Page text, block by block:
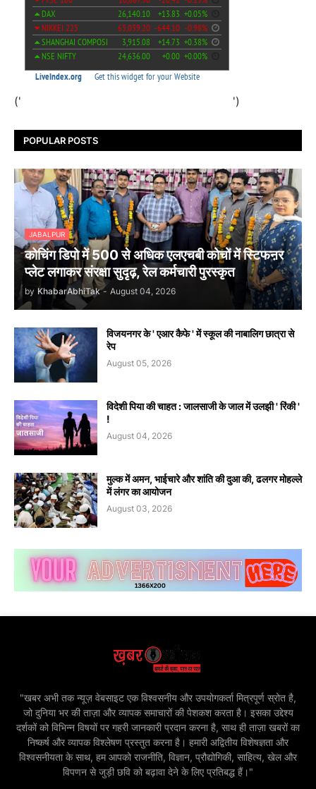
(' ')
POPULAR POSTS
JABALPUR
कोचिंग डिपो में 500 से अधिक एलएचबी कोचों में स्टिफऩर
प्लेट लगाकर संरक्षा सुदृढ़, रेल कर्मचारी पुरस्कृत
by KhabarAbhiTak - August 04, 2026
विजयनगर के ' एआर कैफे ' में स्कूल की नाबालिग छात्रा से
रेप
August 05, 2026
विदेशी पिया की चाहत : जालसाजी के जाल में उलझी ' रिंकी '
!
August 04, 2026
मुल्क में अमन, भाईचारे और शांति की दुआ की, ढलगर मोहल्ले
में लंगर का आयोजन
August 03, 2026
"खबर अभी तक न्यूज़ वेबसाइट एक विश्वसनीय और उपयोगकर्ता मित्रपूर्ण स्रोत है,
जो दुनिया भर की ताज़ा और व्यापक समाचारों की पेशकश करता है। इसका उद्देश्य
दर्शकों को विभिन्न विषयों पर गहरी जानकारी प्रदान करना है, साथ ही ताज़ा खबरों का
निष्कर्ष और व्यापक विश्लेषण प्रस्तुत करना है। हमारी अद्वितीय विशेषज्ञता और
विश्वसनीयता के साथ, हम आपको राजनीति, विज्ञान, प्रौद्योगिकी, साहित्य, खेल और
विपणन से जुड़ी छवि को बढ़ावा देने के लिए प्रतिबद्ध हैं।"